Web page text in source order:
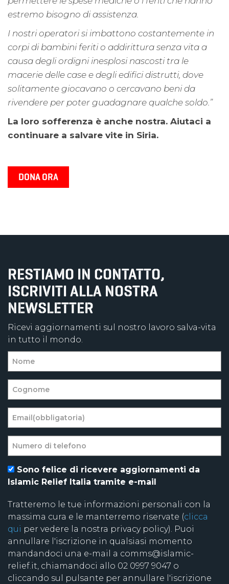
estremo bisogno di assistenza.
I nostri operatori si imbattono costantemente in
corpi di bambini feriti o addirittura senza vita a
causa degli ordigni inesplosi nascosti tra le
macerie delle case e degli edifici distrutti, dove
solitamente giocavano o cercavano beni da
rivendere per poter guadagnare qualche soldo.”
La loro sofferenza è anche nostra. Aiutaci a
continuare a salvare vite in Siria.
RESTIAMO IN CONTATTO,
ISCRIVITI ALLA NOSTRA
NEWSLETTER
Ricevi aggiornamenti sul nostro lavoro salva-vita
in tutto il mondo.
Sono felice di ricevere aggiornamenti da
Islamic Relief Italia tramite e-mail
Tratteremo le tue informazioni personali con la
massima cura e le manterremo riservate (clicca
qui per vedere la nostra privacy policy). Puoi
annullare l'iscrizione in qualsiasi momento
mandandoci una e-mail a comms@islamic-
relief.it, chiamandoci allo 02 0997 9047 o
cliccando sul pulsante per annullare l'iscrizione